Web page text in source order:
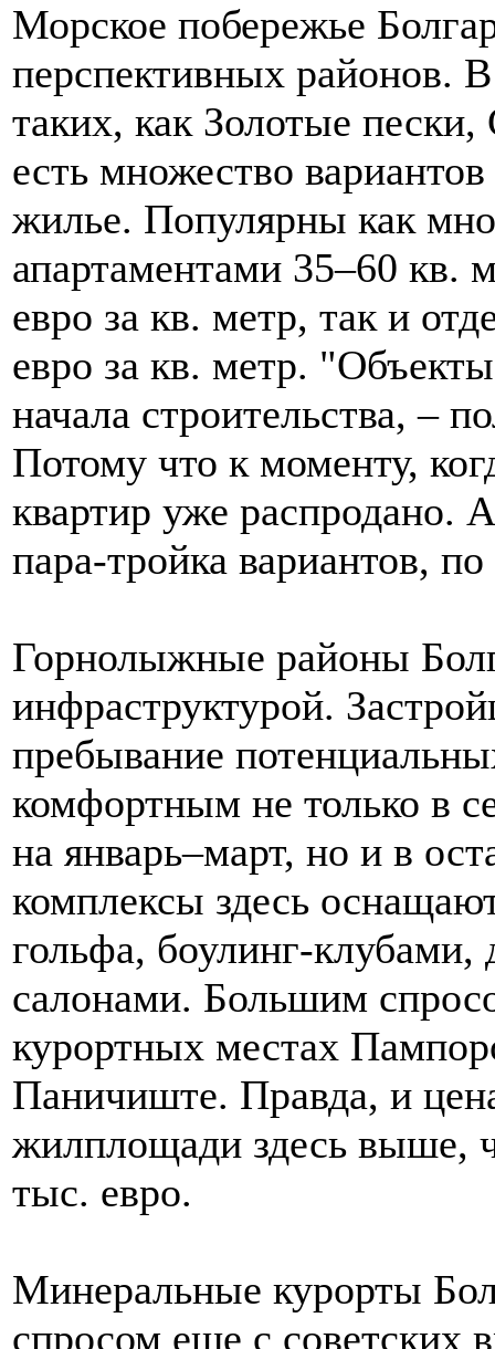
Морское побережье
перспективных районов.
таких, как Золотые
есть множество
жилье. Популярны как
апартаментами 35–60 кв.
евро за кв. метр, так и
евро за кв. метр.
начала строительства, –
Потому что к моменту,
квартир уже распродано.
пара-тройка вариантов,
Горнолыжные районы
инфраструктурой.
пребывание
комфортным не только в
на январь–март, но и в
комплексы здесь
гольфа, боулинг-клубами,
салонами. Большим
курортных местах
Паничиште. Правда, и
жилплощади здесь выше,
тыс. евро.
Минеральные курорты
спросом еще с советских